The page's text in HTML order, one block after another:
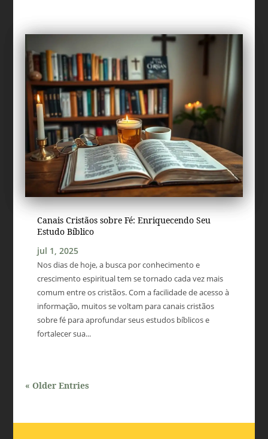
Canais Cristãos sobre Fé: Enriquecendo Seu
Estudo Bíblico
jul 1, 2025
Nos dias de hoje, a busca por conhecimento e
crescimento espiritual tem se tornado cada vez mais
comum entre os cristãos. Com a facilidade de acesso à
informação, muitos se voltam para canais cristãos
sobre fé para aprofundar seus estudos bíblicos e
fortalecer sua...
« Older Entries